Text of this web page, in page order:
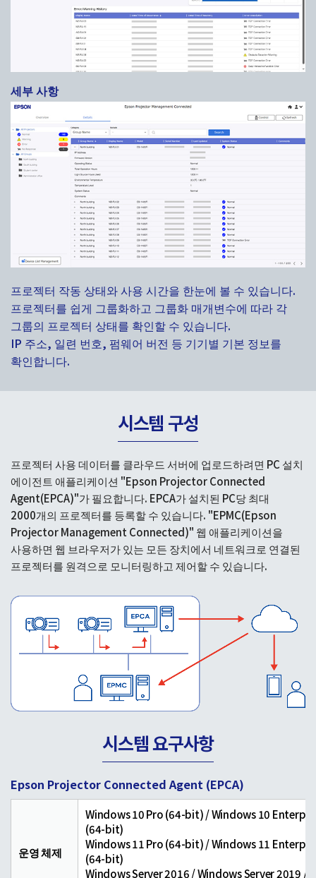
세부 사항
프로젝터 작동 상태와 사용 시간을 한눈에 볼 수 있습니다.
프로젝터를 쉽게 그룹화하고 그룹화 매개변수에 따라 각
그룹의 프로젝터 상태를 확인할 수 있습니다.
IP 주소, 일련 번호, 펌웨어 버전 등 기기별 기본 정보를
확인합니다.
시스템 구성
프로젝터 사용 데이터를 클라우드 서버에 업로드하려면 PC 설치
에이전트 애플리케이션 "Epson Projector Connected
Agent(EPCA)"가 필요합니다. EPCA가 설치된 PC당 최대
2000개의 프로젝터를 등록할 수 있습니다. "EPMC(Epson
Projector Management Connected)" 웹 애플리케이션을
사용하면 웹 브라우저가 있는 모든 장치에서 네트워크로 연결된
프로젝터를 원격으로 모니터링하고 제어할 수 있습니다.
시스템 요구사항
Epson Projector Connected Agent (EPCA)
운영 체제
Windows 10 Pro (64-bit) / Windows 10
(64-bit)
Windows 11 Pro (64-bit) / Windows 11
(64-bit)
Windows Server 2016 / Windows Server 2019 /